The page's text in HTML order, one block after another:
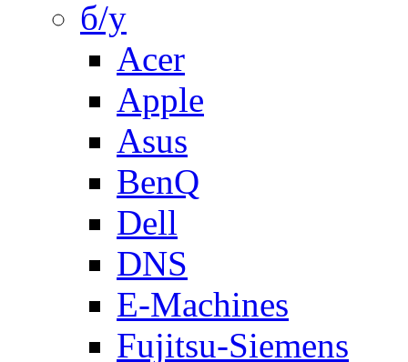
б/у
Acer
Apple
Asus
BenQ
Dell
DNS
E-Machines
Fujitsu-Siemens